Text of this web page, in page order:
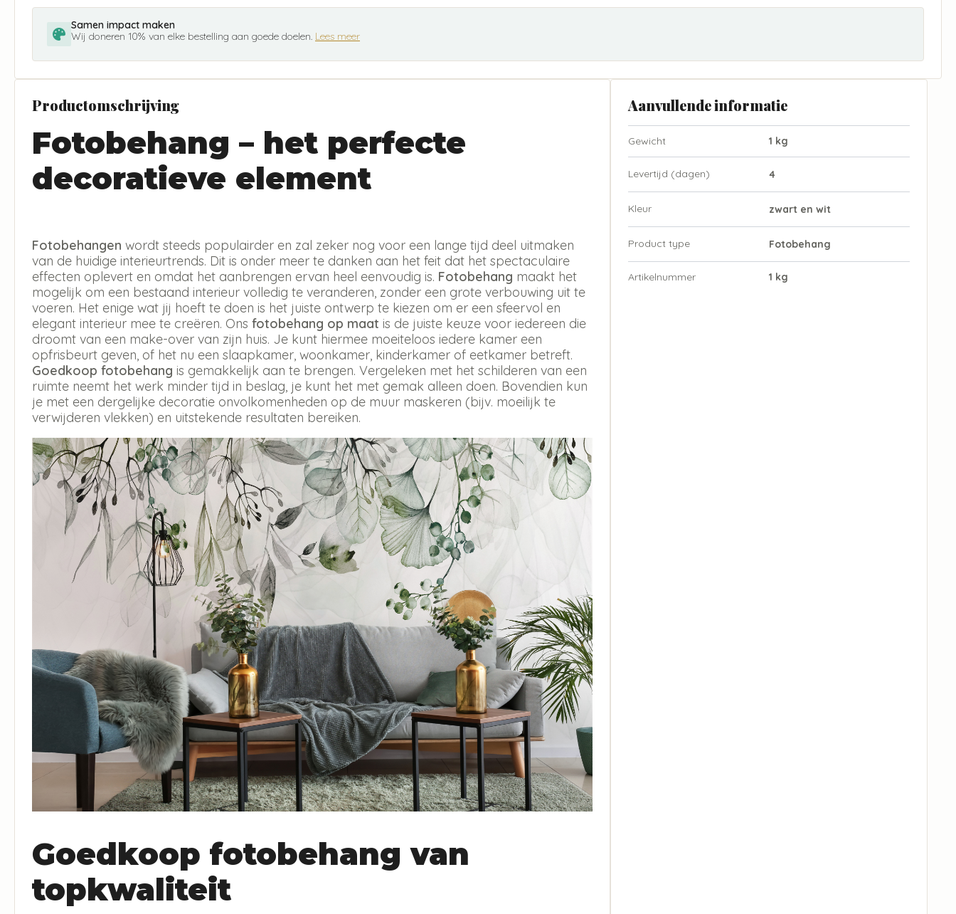
Samen impact maken
Wij doneren 10% van elke bestelling aan goede doelen. Lees meer
Productomschrijving
Fotobehang – het perfecte
decoratieve element
Fotobehangen wordt steeds populairder en zal zeker nog voor een lange tijd deel uitmaken
van de huidige interieurtrends. Dit is onder meer te danken aan het feit dat het spectaculaire
effecten oplevert en omdat het aanbrengen ervan heel eenvoudig is. Fotobehang maakt het
mogelijk om een bestaand interieur volledig te veranderen, zonder een grote verbouwing uit te
voeren. Het enige wat jij hoeft te doen is het juiste ontwerp te kiezen om er een sfeervol en
elegant interieur mee te creëren. Ons fotobehang op maat is de juiste keuze voor iedereen die
droomt van een make-over van zijn huis. Je kunt hiermee moeiteloos iedere kamer een
opfrisbeurt geven, of het nu een slaapkamer, woonkamer, kinderkamer of eetkamer betreft.
Goedkoop fotobehang is gemakkelijk aan te brengen. Vergeleken met het schilderen van een
ruimte neemt het werk minder tijd in beslag, je kunt het met gemak alleen doen. Bovendien kun
je met een dergelijke decoratie onvolkomenheden op de muur maskeren (bijv. moeilijk te
verwijderen vlekken) en uitstekende resultaten bereiken.
Goedkoop fotobehang van
topkwaliteit
Aanvullende informatie
Gewicht 1 kg
Levertijd (dagen) 4
Kleur zwart en wit
Product type Fotobehang
Artikelnummer 1 kg